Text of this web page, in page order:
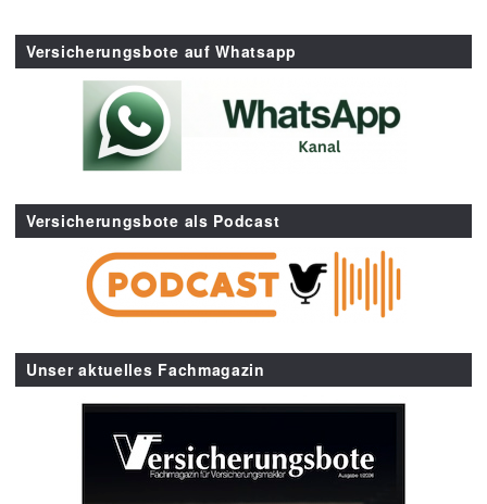
Versicherungsbote auf Whatsapp
Versicherungsbote als Podcast
Unser aktuelles Fachmagazin